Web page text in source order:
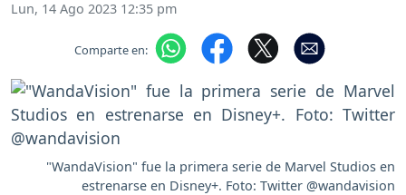
Lun, 14 Ago 2023 12:35 pm
Comparte en:
"WandaVision" fue la primera serie de Marvel Studios en
estrenarse en Disney+. Foto: Twitter @wandavision